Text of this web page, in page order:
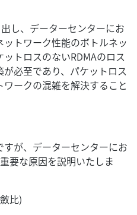
し、データーセンターにお
トワーク性能のボトルネッ
トロスのないRDMAのロス
必至であり、パケットロス
ークの混雑を解決すること
が、データーセンターにお
要な原因を説明いたしま
比)